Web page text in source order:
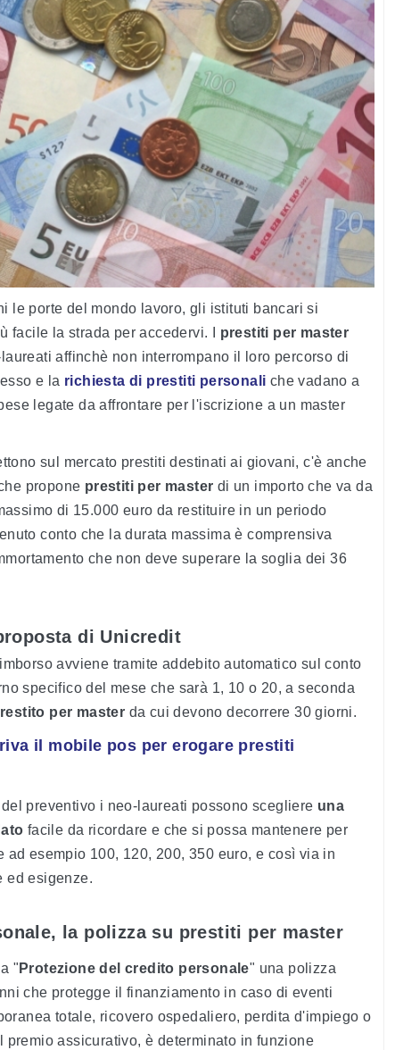
le porte del mondo lavoro, gli istituti bancari si
facile la strada per accedervi. I prestiti per master
affinchè non interrompano il loro percorso di
e la richiesta di prestiti personali che vadano a
legate da affrontare per l'iscrizione a un master
sul mercato prestiti destinati ai giovani, c'è anche
propone prestiti per master di un importo che va da
di 15.000 euro da restituire in un periodo
conto che la durata massima è comprensiva
che non deve superare la soglia dei 36
di Unicredit
avviene tramite addebito automatico sul conto
specifico del mese che sarà 1, 10 o 20, a seconda
per master da cui devono decorrere 30 giorni.
il mobile pos per erogare prestiti
preventivo i neo-laureati possono scegliere una
facile da ricordare e che si possa mantenere per
ad esempio 100, 120, 200, 350 euro, e così via in
ed esigenze.
la polizza su prestiti per master
" Protezione del credito personale" una polizza
che protegge il finanziamento in caso di eventi
totale, ricovero ospedaliero, perdita d'impiego o
premio assicurativo, è determinato in funzione